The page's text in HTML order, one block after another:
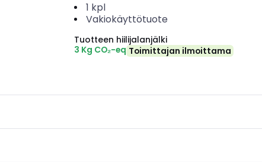
1 kpl
Vakiokäyttötuote
Tuotteen hiilijalanjälki
3 Kg CO₂-eq Toimittajan ilmoittama